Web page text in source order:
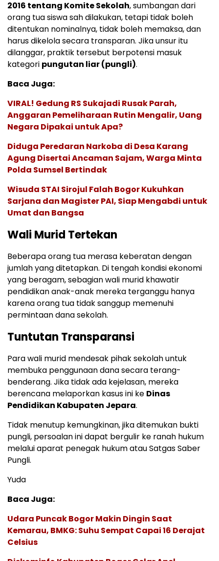
2016 tentang Komite Sekolah, sumbangan dari
orang tua siswa sah dilakukan, tetapi tidak boleh
ditentukan nominalnya, tidak boleh memaksa, dan
harus dikelola secara transparan. Jika unsur itu
dilanggar, praktik tersebut berpotensi masuk
kategori pungutan liar (pungli).
Baca Juga:
VIRAL! Gedung RS Sukajadi Rusak Parah,
Anggaran Pemeliharaan Rutin Mengalir, Uang
Negara Dipakai untuk Apa?
Diduga Peredaran Narkoba di Desa Karang
Agung Disertai Ancaman Sajam, Warga Minta
Polda Sumsel Bertindak
Wisuda STAI Sirojul Falah Bogor Kukuhkan
Sarjana dan Magister PAI, Siap Mengabdi untuk
Umat dan Bangsa
Wali Murid Tertekan
Beberapa orang tua merasa keberatan dengan
jumlah yang ditetapkan. Di tengah kondisi ekonomi
yang beragam, sebagian wali murid khawatir
pendidikan anak-anak mereka terganggu hanya
karena orang tua tidak sanggup memenuhi
permintaan dana sekolah.
Tuntutan Transparansi
Para wali murid mendesak pihak sekolah untuk
membuka penggunaan dana secara terang-
benderang. Jika tidak ada kejelasan, mereka
berencana melaporkan kasus ini ke Dinas
Pendidikan Kabupaten Jepara.
Tidak menutup kemungkinan, jika ditemukan bukti
pungli, persoalan ini dapat bergulir ke ranah hukum
melalui aparat penegak hukum atau Satgas Saber
Pungli.
Yuda
Baca Juga:
Udara Puncak Bogor Makin Dingin Saat
Kemarau, BMKG: Suhu Sempat Capai 16 Derajat
Celsius